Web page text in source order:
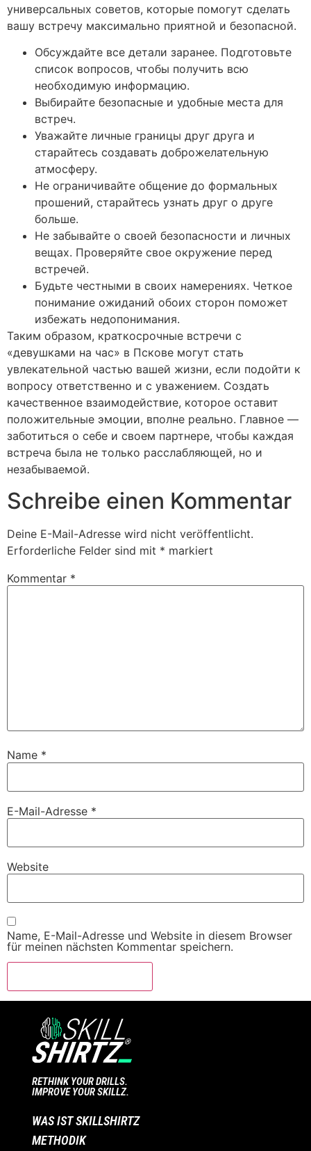
универсальных советов, которые помогут сделать
вашу встречу максимально приятной и безопасной.
Обсуждайте все детали заранее. Подготовьте
список вопросов, чтобы получить всю
необходимую информацию.
Выбирайте безопасные и удобные места для
встреч.
Уважайте личные границы друг друга и
старайтесь создавать доброжелательную
атмосферу.
Не ограничивайте общение до формальных
прошений, старайтесь узнать друг о друге
больше.
Не забывайте о своей безопасности и личных
вещах. Проверяйте свое окружение перед
встречей.
Будьте честными в своих намерениях. Четкое
понимание ожиданий обоих сторон поможет
избежать недопонимания.
Таким образом, краткосрочные встречи с
«девушками на час» в Пскове могут стать
увлекательной частью вашей жизни, если подойти к
вопросу ответственно и с уважением. Создать
качественное взаимодействие, которое оставит
положительные эмоции, вполне реально. Главное —
заботиться о себе и своем партнере, чтобы каждая
встреча была не только расслабляющей, но и
незабываемой.
Schreibe einen Kommentar
Deine E-Mail-Adresse wird nicht veröffentlicht.
Erforderliche Felder sind mit * markiert
Kommentar *
Name *
E-Mail-Adresse *
Website
Name, E-Mail-Adresse und Website in diesem Browser
für meinen nächsten Kommentar speichern.
RETHINK YOUR DRILLS.
IMPROVE YOUR SKILLZ.
WAS IST SKILLSHIRTZ
METHODIK